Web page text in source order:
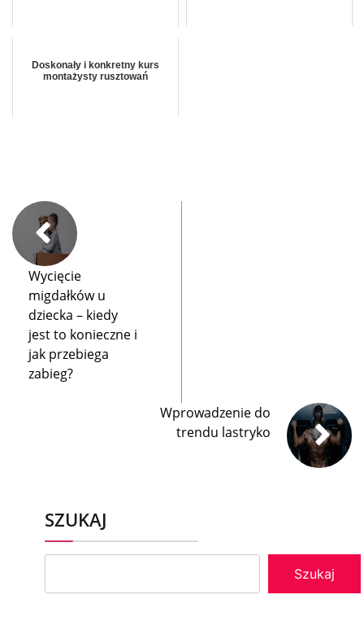
Doskonały i konkretny kurs
montażysty rusztowań
Wycięcie
migdałków u
dziecka – kiedy
jest to konieczne i
jak przebiega
zabieg?
Wprowadzenie do
trendu lastryko
SZUKAJ
Szukaj